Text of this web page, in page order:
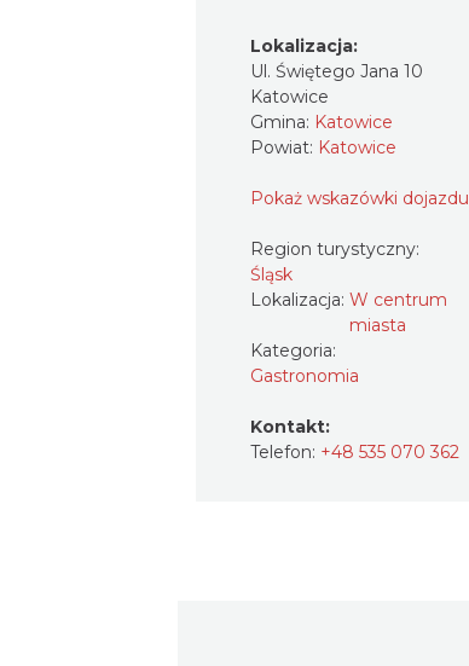
Lokalizacja:
Ul. Świętego Jana 10
Katowice
Gmina: Katowice
Powiat: Katowice
Pokaż wskazówki dojazdu
Region turystyczny:
Śląsk
Lokalizacja: W centrum
miasta
Kategoria:
Gastronomia
Kontakt:
Telefon: +48 535 070 362